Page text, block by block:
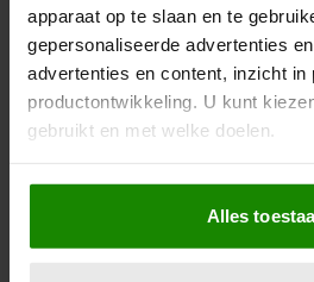
apparaat op te slaan en te
gepersonaliseerde advertenties
advertenties en content, inzicht in
productontwikkeling. U kunt
gebruikt en met welke doelen.
Als u het toestaat, willen we ook
Informatie verzamelen
locatie, die tot een paar
Alles
ZO OPTIMISTISCH IS
STEINMETZ: ‘IK HEB
GELUKKIG LEVEN